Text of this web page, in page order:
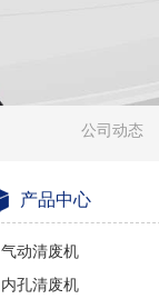
公司动态
产品中心
气动清废机
内孔清废机